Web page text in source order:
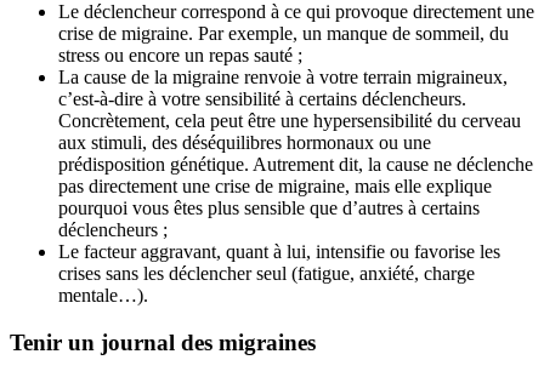
Le déclencheur correspond à ce qui provoque directement une
crise de migraine. Par exemple, un manque de sommeil, du
stress ou encore un repas sauté ;
La cause de la migraine renvoie à votre terrain migraineux,
c’est-à-dire à votre sensibilité à certains déclencheurs.
Concrètement, cela peut être une hypersensibilité du cerveau
aux stimuli, des déséquilibres hormonaux ou une
prédisposition génétique. Autrement dit, la cause ne déclenche
pas directement une crise de migraine, mais elle explique
pourquoi vous êtes plus sensible que d’autres à certains
déclencheurs ;
Le facteur aggravant, quant à lui, intensifie ou favorise les
crises sans les déclencher seul (fatigue, anxiété, charge
mentale…).
Tenir un journal des migraines